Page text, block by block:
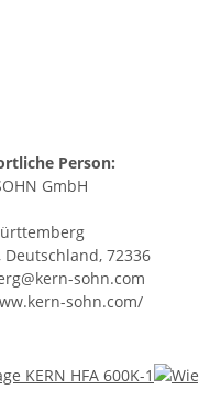
Person:
GmbH
Deutschland, 72336
sohn.com
sohn.com/